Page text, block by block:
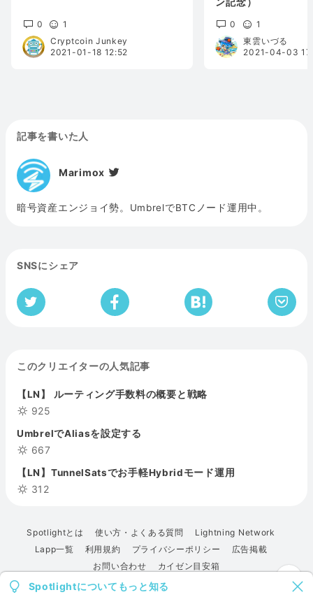
Spotlightについてもっと知る
0
1
Cryptcoin Junkey
2021-01-18 12:52
0
1
東雲いづる
2021-04-03
記事を書いた人
Marimox
暗号資産エンジョイ勢。UmbrelでBTCノード運用中。
SNSにシェア
このクリエイターの人気記事
【LN】 ルーティング手数料の概要と戦略
925
UmbrelでAliasを設定する
667
【LN】TunnelSatsでお手軽Hybridモード運用
312
Spotlightとは 使い方・よくある質問
Lightning Network
Lapp一覧
利用規約 プライバシーポリシー
広告掲載
お問い合わせ
カイゼン目安箱
© 2022 Spotlight